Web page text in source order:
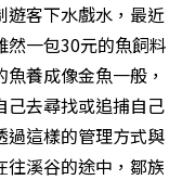
客下水戲水，最近
然一包30元的魚飼料
養成像金魚一般，
己去尋找或追捕自己
過這樣的管理方式與
溪谷的途中，鄒族